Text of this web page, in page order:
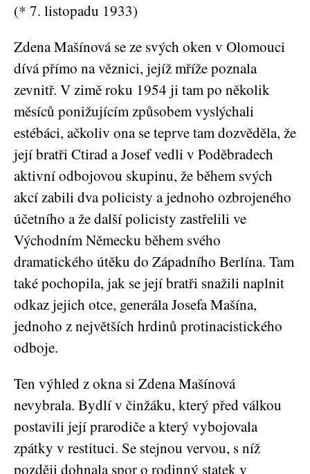
(* 7. listopadu 1933)
Zdena Mašínová se ze svých oken v Olomouci
dívá přímo na věznici, jejíž mříže poznala
zevnitř. V zimě roku 1954 ji tam po několik
měsíců ponižujícím způsobem vyslýchali
estébáci, ačkoliv ona se teprve tam dozvěděla, že
její bratři Ctirad a Josef vedli v Poděbradech
aktivní odbojovou skupinu, že během svých
akcí zabili dva policisty a jednoho ozbrojeného
účetního a že další policisty zastřelili ve
Východním Německu během svého
dramatického útěku do Západního Berlína. Tam
také pochopila, jak se její bratři snažili naplnit
odkaz jejich otce, generála Josefa Mašína,
jednoho z největších hrdinů protinacistického
odboje.
Ten výhled z okna si Zdena Mašínová
nevybrala. Bydlí v činžáku, který před válkou
postavili její prarodiče a který vybojovala
zpátky v restituci. Se stejnou vervou, s níž
později dohnala spor o rodinný statek v